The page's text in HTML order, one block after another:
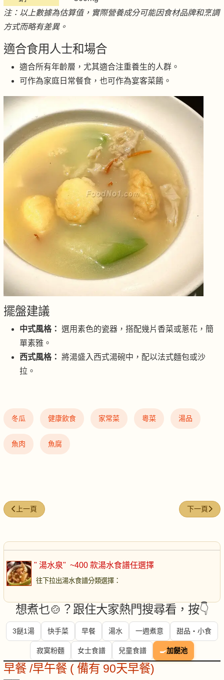
注：以上數據為估算值，實際營養成分可能因食材品牌和烹調
方式而略有差異。
適合食用人士和場合
適合所有年齡層，尤其適合注重養生的人群。
可作為家庭日常餐食，也可作為宴客菜餚。
擺盤建議
中式風格： 選用素色的瓷器，搭配幾片香菜或蔥花，簡
單素雅。
西式風格： 將湯盛入西式湯碗中，配以法式麵包或沙
拉。
冬瓜 健康飲食 家常菜 粵菜 湯品
魚肉 魚腐
上一篇文章: 8寶濃湯
上一頁 下一篇文章
下一頁
" 湯水泉" ~400 款湯水食譜任選擇
往下拉出湯水食譜分類選擇 ：
想煮乜🍲？跟住大家熱門搜尋看，按👇
3餸1湯 快手菜 早餐 湯水 一週煮意 甜品・小食
寂寞粉麵 女士食譜 兒童食譜 🍳加餸池
早餐 /早午餐 ( 備有 90天早餐)